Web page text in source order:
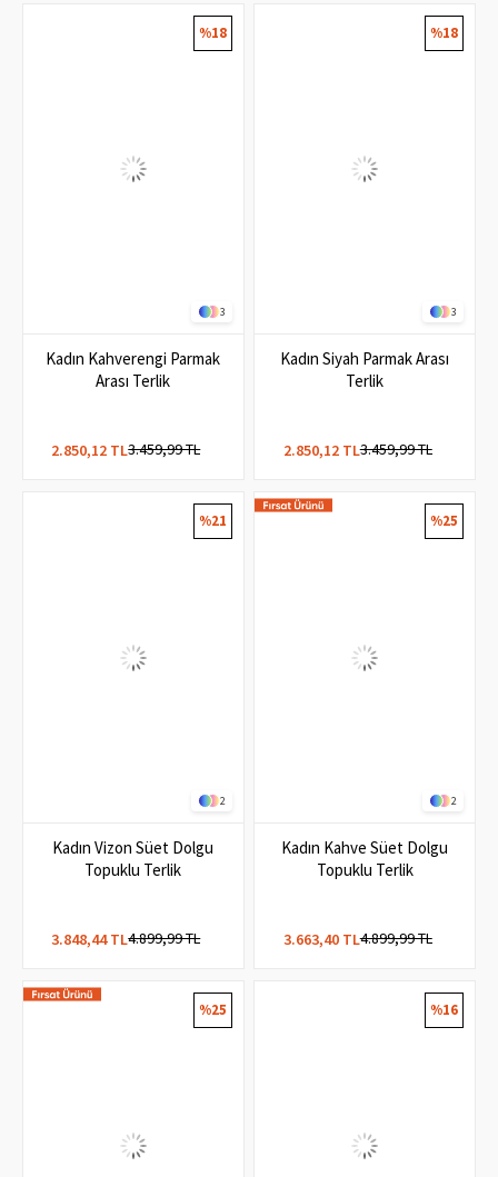
3
Kadın Kahverengi Parmak
Arası Terlik
2.850,12 TL3.459,99 TL
%18
3
Kadın Siyah Parmak Arası
Terlik
2.850,12 TL3.459,99 TL
%18
2
Kadın Vizon Süet Dolgu
Topuklu Terlik
3.848,44 TL4.899,99 TL
%21
2
Kadın Kahve Süet Dolgu
Topuklu Terlik
3.663,40 TL4.899,99 TL
%25
%25 %16